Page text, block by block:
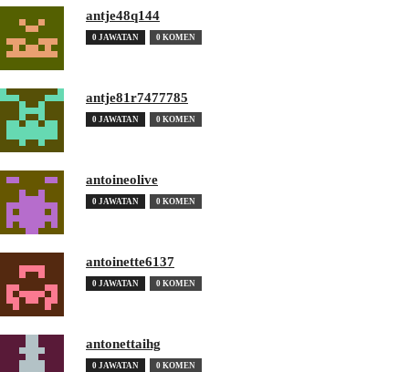
antje48q144
0 JAWATAN 0 KOMEN
antje81r7477785
0 JAWATAN 0 KOMEN
antoineolive
0 JAWATAN 0 KOMEN
antoinette6137
0 JAWATAN 0 KOMEN
antonettaihg
0 JAWATAN 0 KOMEN